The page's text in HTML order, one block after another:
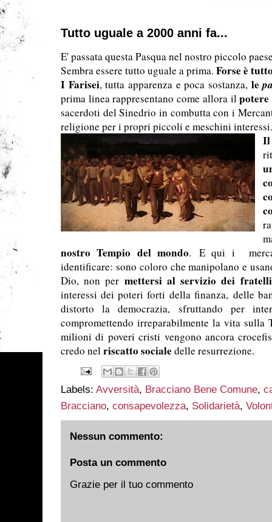
Tutto uguale a 2000 anni fa...
E' passata questa Pasqua nel nostro piccolo
Sembra essere tutto uguale a prima. Forse è
I Farisei, tutta apparenza e poca sostanza, le
prima linea rappresentano come allora il
sacerdoti del Sinedrio in combutta con i
religione per i propri piccoli e meschini
Il
nostro Tempio del mondo. E qui i
identificare: sono coloro che manipolano e
Dio, non per mettersi al servizio dei
interessi dei poteri forti della finanza, delle
distorto la democrazia, sfruttando per
compromettendo irreparabilmente la vita
milioni di poveri cristi vengono ancora
credo nelriscatto sociale delle resurrezione.
Labels: Avversità, Bracciano Bene Comune,
Bracciano, consapevolezza, Solidarietà,
Nessun commento:
Posta un commento
Grazie per il tuo commento